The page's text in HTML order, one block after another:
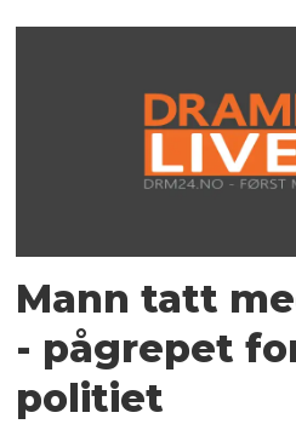
Mann tatt
- pågrepet
politiet